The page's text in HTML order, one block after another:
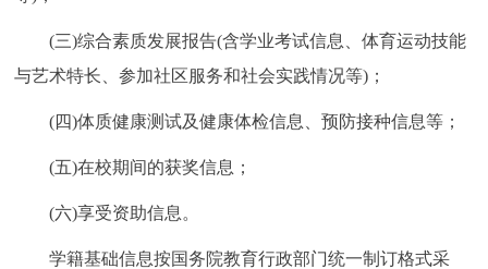
(三)综合素质发展报告(含学业考试信息、体育运动技能
与艺术特长、参加社区服务和社会实践情况等)；
(四)体质健康测试及健康体检信息、预防接种信息等；
(五)在校期间的获奖信息；
(六)享受资助信息。
学籍基础信息按国务院教育行政部门统一制订格式采